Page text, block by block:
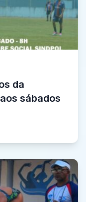
da
sábados